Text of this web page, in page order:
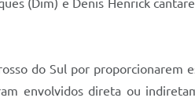
(Dim) e Denis Henrick
do Sul por proporcionarem
envolvidos direta ou